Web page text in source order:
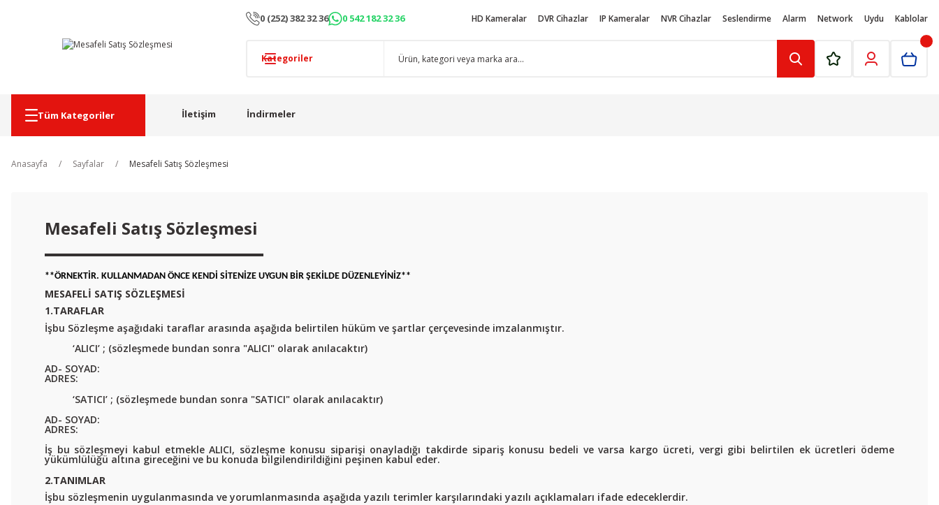
0 (252) 382 32 36 0 542 182 32 36 HD Kameralar DVR Cihazlar IP Kameralar NVR Cihazlar Seslendirme Alarm Network Uydu Kablolar
Tüm Kategoriler İletişim İndirmeler
Anasayfa Sayfalar Mesafeli Satış Sözleşmesi
Mesafeli Satış Sözleşmesi
**ÖRNEKTİR. KULLANMADAN ÖNCE KENDİ SİTENİZE UYGUN BİR ŞEKİLDE DÜZENLEYİNİZ**
MESAFELİ SATIŞ SÖZLEŞMESİ
1.TARAFLAR
İşbu Sözleşme aşağıdaki taraflar arasında aşağıda belirtilen hüküm ve şartlar çerçevesinde imzalanmıştır.
‘ALICI’ ; (sözleşmede bundan sonra "ALICI" olarak anılacaktır)
AD- SOYAD:
ADRES:
‘SATICI’ ; (sözleşmede bundan sonra "SATICI" olarak anılacaktır)
AD- SOYAD:
ADRES:
İş bu sözleşmeyi kabul etmekle ALICI, sözleşme konusu siparişi onayladığı takdirde sipariş konusu bedeli ve varsa kargo ücreti, vergi gibi belirtilen ek ücretleri ödeme
yükümlülüğü altına gireceğini ve bu konuda bilgilendirildiğini peşinen kabul eder.
2.TANIMLAR
İşbu sözleşmenin uygulanmasında ve yorumlanmasında aşağıda yazılı terimler karşılarındaki yazılı açıklamaları ifade edeceklerdir.